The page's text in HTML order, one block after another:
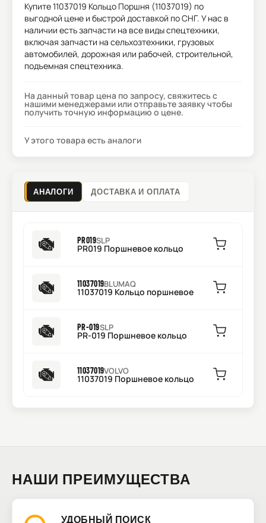
Купите11037019 Кольцо Поршня (11037019) по
выгодной цене и быстрой доставкой по СНГ. У нас в
наличии есть запчасти на все виды спецтехники,
включая запчасти на сельхозтехники, грузовых
автомобилей, дорожная или рабочей, строительной,
подъемная спецтехника.
На данный товар цена по запросу, свяжитесь с
нашими менеджерами или отправьте заявку чтобы
получить точную информацию о цене.
У этого товара есть аналоги
АНАЛОГИ ДОСТАВКА И ОПЛАТА
PR019SLP
PR019 Поршневое кольцо
11037019BLUMAQ
11037019 Кольцо поршневое
PR-019SLP
PR-019 Поршневое кольцо
11037019VOLVO
11037019 Поршневое кольцо
НАШИ ПРЕИМУЩЕСТВА
УДОБНЫЙ ПОИСК